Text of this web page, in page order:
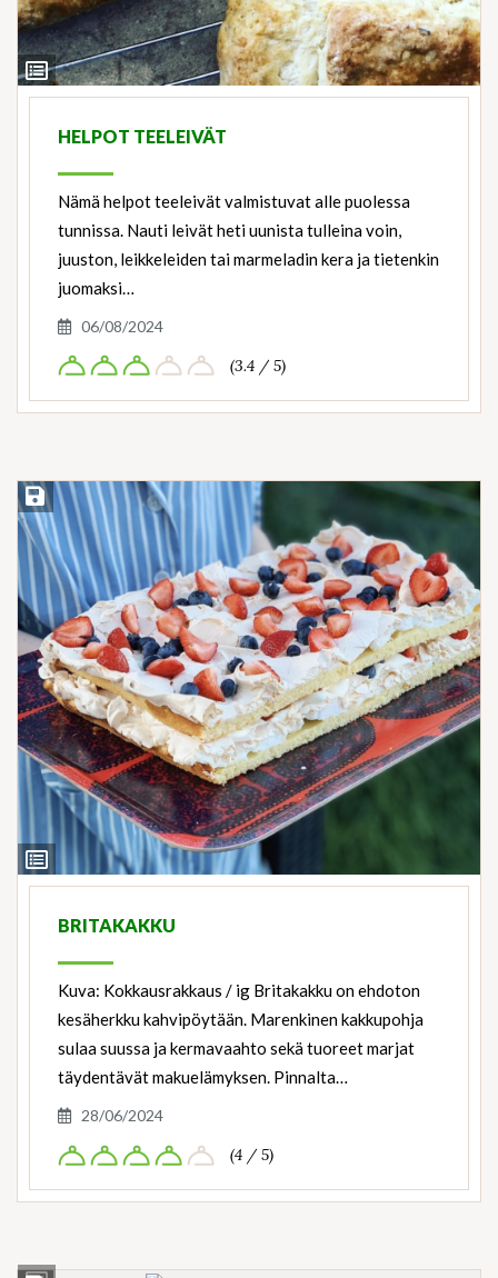
View
Ingredients
HELPOT TEELEIVÄT
Nämä helpot teeleivät valmistuvat alle puolessa
tunnissa. Nauti leivät heti uunista tulleina voin,
juuston, leikkeleiden tai marmeladin kera ja tietenkin
juomaksi…
06/08/2024
(3.4 / 5)
View
Ingredients
Save Recipe
BRITAKAKKU
Kuva: Kokkausrakkaus / ig Britakakku on ehdoton
kesäherkku kahvipöytään. Marenkinen kakkupohja
sulaa suussa ja kermavaahto sekä tuoreet marjat
täydentävät makuelämyksen. Pinnalta…
28/06/2024
(4 / 5)